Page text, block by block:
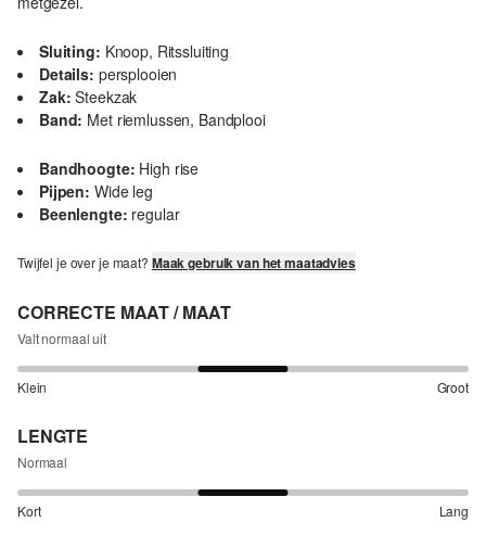
Sluiting: Knoop, Ritssluiting
Details: persplooien
Zak: Steekzak
Band: Met riemlussen, Bandplooi
Bandhoogte: High rise
Pijpen: Wide leg
Beenlengte: regular
Twijfel je over je maat? Maak gebruik van het maatadvies
CORRECTE MAAT / MAAT
Valt normaal uit
Klein Groot
LENGTE
Normaal
Kort Lang